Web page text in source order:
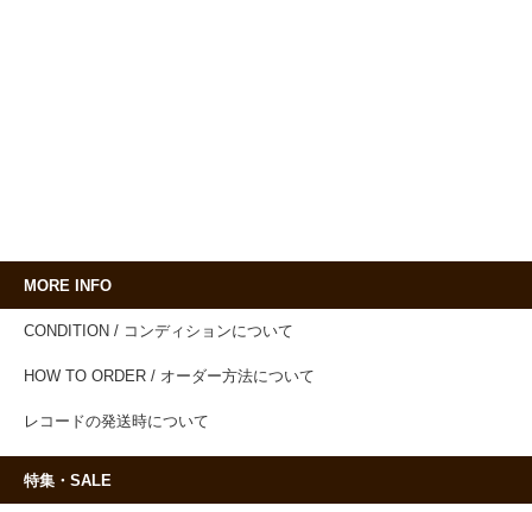
MORE INFO
CONDITION / コンディションについて
HOW TO ORDER / オーダー方法について
レコードの発送時について
特集・SALE